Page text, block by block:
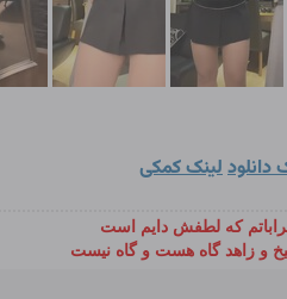
دانلودلینک کمکی
که لطفش دایم است
و زاهد گاه هست و گاه نیست